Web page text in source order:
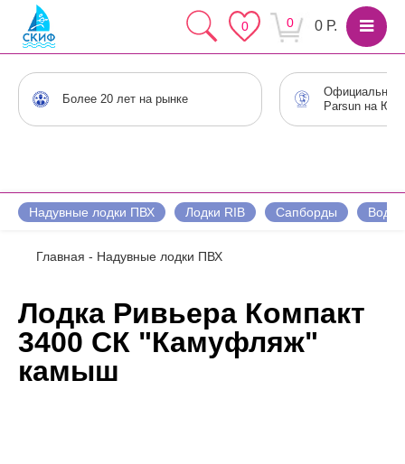
0 Р.
0
0
Более 20 лет на рынке
Официальный
Parsun на
Надувные лодки ПВХ Лодки RIB Сапборды
Главная - Надувные лодки ПВХ
Лодка Ривьера Компакт
3400 СК "Камуфляж"
камыш